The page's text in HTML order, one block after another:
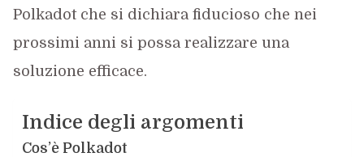
Polkadot che si dichiara fiducioso che nei
prossimi anni si possa realizzare una
soluzione efficace.
Indice degli argomenti
Cos’è Polkadot